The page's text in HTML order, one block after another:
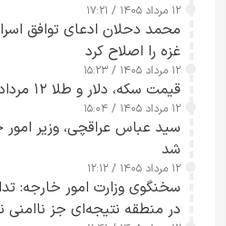
۱۲ مرداد ۱۴۰۵ / ۱۷:۲۱
محمد دحلان ادعای توافق
غزه را اصلاح کرد
۱۲ مرداد ۱۴۰۵ / ۱۵:۲۳
قیمت سکه، دلار و طلا ۱۲ مرداد+ جدول
۱۲ مرداد ۱۴۰۵ / ۱۵:۰۴
سید عباس عراقچی، وزیر امور
شد
۱۲ مرداد ۱۴۰۵ / ۱۲:۱۲
سخنگوی وزارت امور خارجه:
در منطقه نتیجه‌ای جز ناامنی